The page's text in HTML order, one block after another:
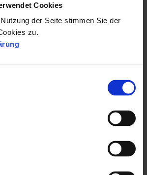
Cookies
der Seite stimmen Sie der
zu.
News im Januar
- So gelingt es Ihnen! →